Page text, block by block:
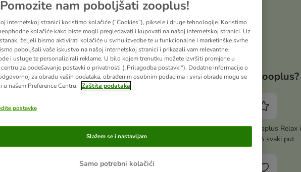
250 g
8 opcija
NOVO 400 g
Zašto zooplus?
Aktiviraj zooplus Relax i
uštedi 5% svaki put
Pomozite nam poboljšati zooplus!
internetskoj stranici koristimo kolačiće (“Cookies”), piksele i druge tehnologije. Koristimo
kolačiće kako biste mogli pregledavati i kupovati na našoj internetskoj stranici. Uz
željeli bismo aktivirati kolačiće u svrhu izvedbe te u funkcionalne i marketinške svrhe
poboljšali vaše iskustvo na našoj internetskoj stranici i prikazali vam relevantne
i usluge te personalizirali reklame. U bilo kojem trenutku možete izvršiti promjene u
centru za podešavanje postavki o privatnosti („Prilagodba postavki“). Dodatne informacije o
za obradu vaših podataka, obrađenim osobnim podacima i svrsi obrade mogu se
u našem Preference Centru. Zaštita podataka
postavke
Samo potrebni kolačići
Slažem se i nastavljam